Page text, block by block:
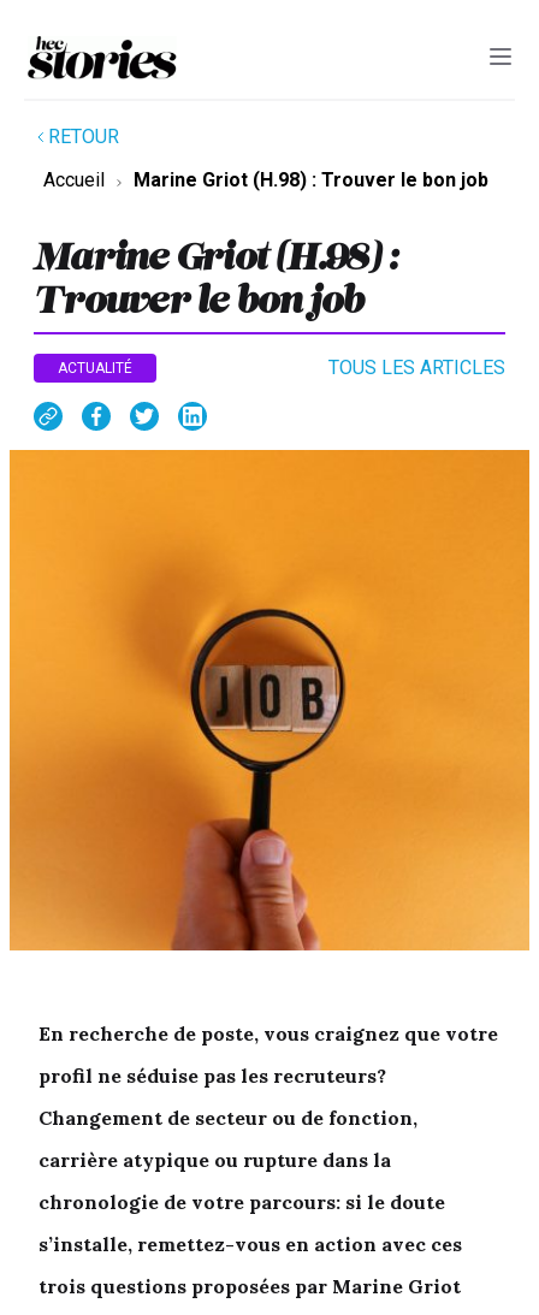
RETOUR
Accueil
Marine Griot (H.98) : Trouver le bon job
Marine Griot (H.98) :
Trouver le bon job
ACTUALITÉ TOUS LES ARTICLES
En recherche de poste, vous craignez que votre
profil ne séduise pas les recruteurs?
Changement de secteur ou de fonction,
carrière atypique ou rupture dans la
chronologie de votre parcours: si le doute
s’installe, remettez-vous en action avec ces
trois questions proposées par Marine Griot